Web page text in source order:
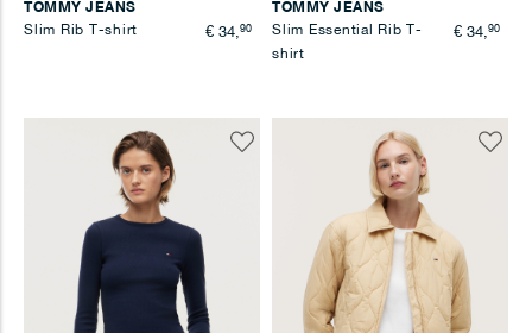
TOMMY JEANS
Slim Rib T-shirt
€ 34,90
TOMMY JEANS
Slim Essential Rib T-
shirt
€ 34,90
Voeg
Voeg